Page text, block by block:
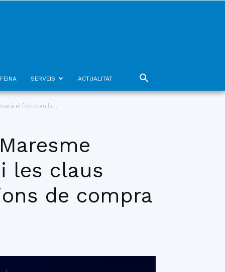
SERVEIS ACTUALITAT
el focus en la...
les claus
de compra